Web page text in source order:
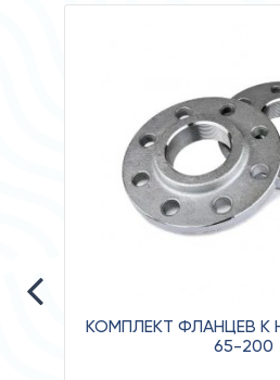
КОМПЛЕКТ ФЛАНЦЕВ К
65-200